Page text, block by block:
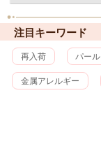
注目キーワード
再入荷 パール
金属アレルギー